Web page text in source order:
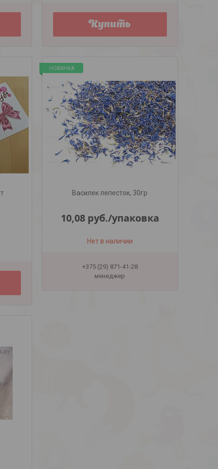
Купить
НОВИНКА
Василек лепесток, 30гр
10,08 руб./упаковка
Нет в наличии
+375 (29) 871-41-28
менеджер